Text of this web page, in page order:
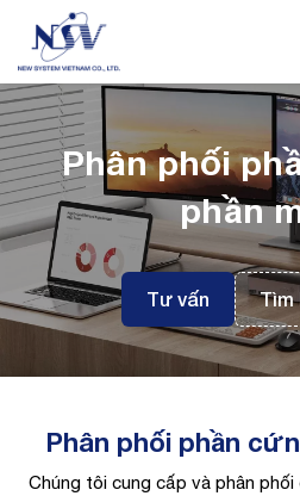
Phân phối
phần
Tư vấn Tìm
Phân phối phần
Chúng tôi cung cấp và phân